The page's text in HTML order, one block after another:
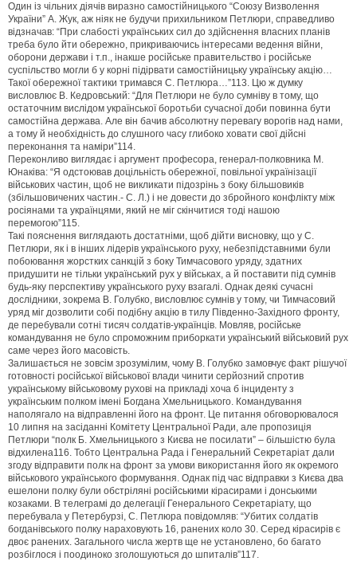
Один із чільних діячів виразно самостійницького “Союзу Визволення
України” А. Жук, аж ніяк не будучи прихильником Петлюри, справедливо
відзначав: “При слабості українських сил до здійснення власних планів
треба було йти обережно, прикриваючись інтересами ведення війни,
оборони держави і т.п., інакше російське правительство і російське
суспільство могли б у корні підірвати самостійницьку українську акцію…
Такої обережної тактики тримався С. Петлюра…”113. Цю ж думку
висловлює В. Кедровський: “Для Петлюри не було сумніву в тому, що
остаточним вислідом української боротьби сучасної доби повинна бути
самостійна держава. Але він бачив абсолютну перевагу ворогів над нами,
а тому й необхідність до слушного часу глибоко ховати свої дійсні
переконання та наміри”114.
Переконливо виглядає і аргумент професора, генерал-полковника М.
Юнаківа: “Я одстоював доцільність обережної, повільної українізації
військових частин, щоб не викликати підозрінь з боку більшовиків
(збільшовичених частин.- С. Л.) і не довести до збройного конфлікту між
росіянами та українцями, який не міг скінчитися тоді нашою
перемогою”115.
Такі пояснення виглядають достатніми, щоб дійти висновку, що у С.
Петлюри, як і в інших лідерів українського руху, небезпідставними були
побоювання жорстких санкцій з боку Тимчасового уряду, здатних
придушити не тільки український рух у військах, а й поставити під сумнів
будь-яку перспективу українського руху взагалі. Однак деякі сучасні
дослідники, зокрема В. Голубко, висловлює сумнів у тому, чи Тимчасовий
уряд міг дозволити собі подібну акцію в тилу Південно-Західного фронту,
де перебували сотні тисяч солдатів-українців. Мовляв, російське
командування не було спроможним приборкати український військовий рух
саме через його масовість.
Залишається не зовсім зрозумілим, чому В. Голубко замовчує факт рішучої
готовності російської військової влади чинити серйозний спротив
українському військовому рухові на прикладі хоча б інциденту з
українським полком імені Богдана Хмельницького. Командування
наполягало на відправленні його на фронт. Це питання обговорювалося
10 липня на засіданні Комітету Центральної Ради, але пропозиція
Петлюри “полк Б. Хмельницького з Києва не посилати” – більшістю була
відхилена116. Тобто Центральна Рада і Генеральний Секретаріат дали
згоду відправити полк на фронт за умови використання його як окремого
військового українського формування. Однак під час відправки з Києва два
ешелони полку були обстріляні російськими кірасирами і донськими
козаками. В телеграмі до делегації Генерального Секретаріату, що
перебувала у Петербурзі, С. Петлюра повідомляв: “Убитих солдатів
богданівського полку нараховують 16, ранених коло 30. Серед кірасирів є
двоє ранених. Загального числа жертв ще не установлено, бо багато
розбіглося і поодиноко зголошуються до шпиталів”117.